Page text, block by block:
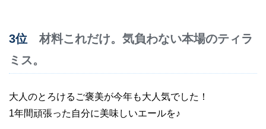
3位材料これだけ。気負わない本場のティラ
ミス。
大人のとろけるご褒美が今年も大人気でした！
1年間頑張った自分に美味しいエールを♪